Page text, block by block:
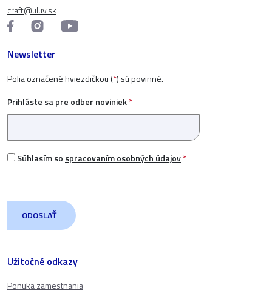
Užitočné odkazy
Ponuka zamestnania
craft@uluv.sk
Newsletter
Polia označené hviezdičkou (*) sú povinné.
Prihláste sa pre odber noviniek*
Súhlasím so spracovaním osobných údajov*